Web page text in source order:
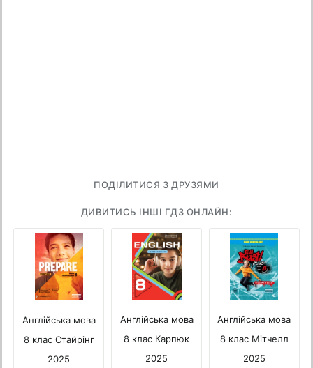
ПОДІЛИТИСЯ З ДРУЗЯМИ
ДИВИТИСЬ ІНШІ ГДЗ ОНЛАЙН:
Англійська мова
8 клас Стайрінг
2025
Англійська мова
8 клас Карпюк
2025
Англійська мова
8 клас Мітчелл
2025